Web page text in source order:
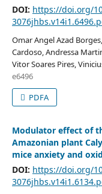
DOI: https://doi.org/
Omar Angel Azad
Cardoso, Andressa
Vitor Soares Pires,
e6496
PDFA
Modulator effect of
Amazonian plant
mice anxiety and
DOI: https://doi.org/